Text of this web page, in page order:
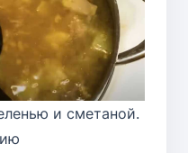
и сметаной.